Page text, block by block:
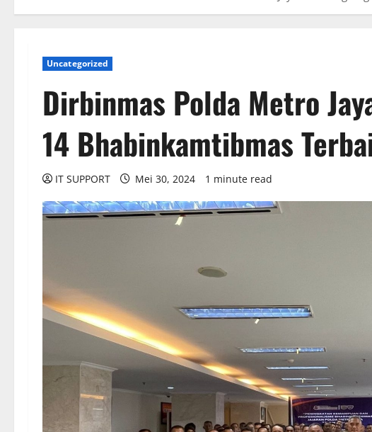
Uncategorized
Dirbinmas Polda Metro
14 Bhabinkamtibmas
IT SUPPORT Mei 30, 2024 1 minute read